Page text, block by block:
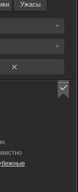
Ужасы